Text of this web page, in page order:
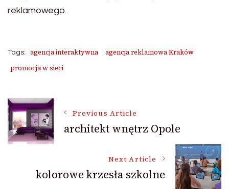
reklamowego.
Tags: agencja interaktywna
agencja reklamowa Kraków
promocja w sieci
Post
Navigation
Previous Article
architekt wnętrz Opole
Next Article
kolorowe krzesła szkolne